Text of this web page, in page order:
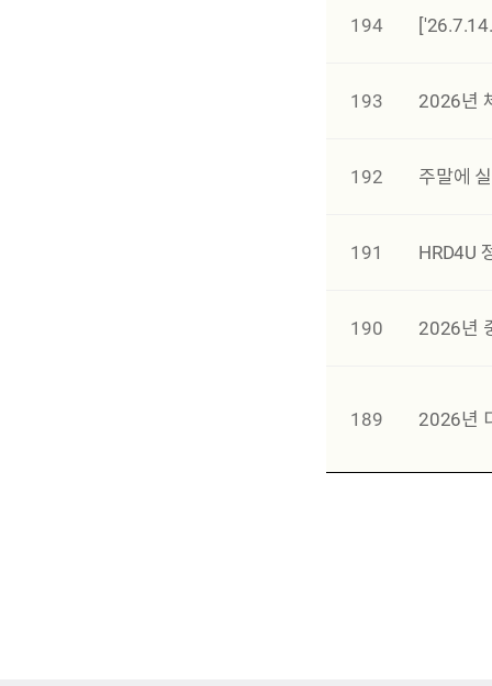
194
193 2026년
192 주말에
191 HRD4U
190 2026년
189 2026년